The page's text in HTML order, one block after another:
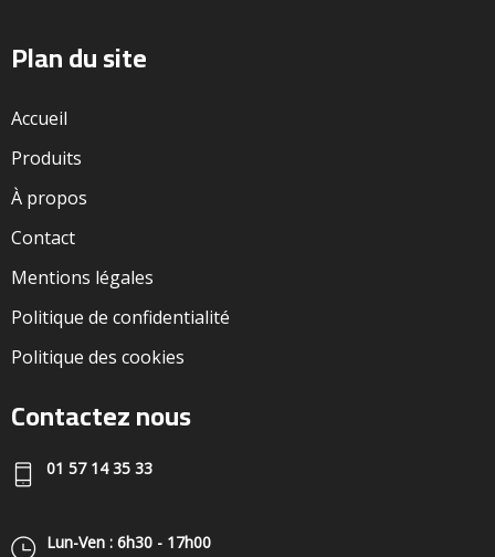
Plan du site
Accueil
Produits
À propos
Contact
Mentions légales
Politique de confidentialité
Politique des cookies
Contactez nous
01 57 14 35 33
Lun-Ven : 6h30 - 17h00